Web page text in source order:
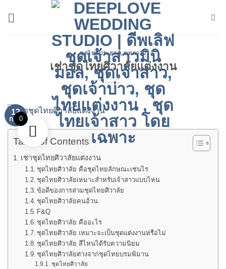
ชุดไทยประยุกต์,บทความ
เช่าชุดไทยศิวาลัยแต่งงาน
12
ก.ค.
Table of Contents
เช่าชุดไทยศิวาลัยแต่งงาน
ชุดไทยศิวาลัย คือชุดไทยลักษณะเช่นไร
ชุดไทยศิวาลัยเหมาะสำหรับเจ้าสาวแบบไหน
ข้อดีของการสวมชุดไทยศิวาลัย
ชุดไทยศิวาลัยคนอ้วน
F&Q
ชุดไทยศิวาลัย คืออะไร
ชุดไทยศิวาลัย เหมาะจะเป็นชุดแต่งงานหรือไม่
ชุดไทยศิวาลัย สีไหนได้รับความนิยม
ชุดไทยศิวาลัยต่างจากชุดไทยบรมพิมาน
ชุดไทยศิวาลัย
0